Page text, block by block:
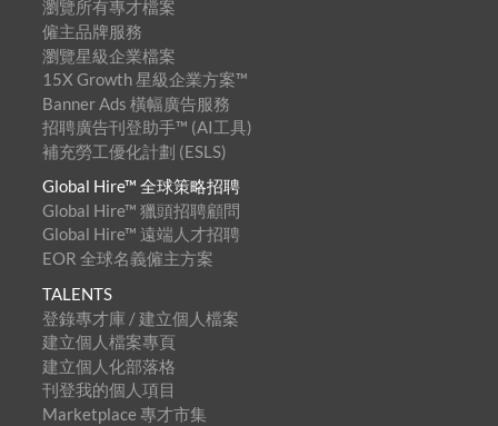
瀏覽所有專才檔案
僱主品牌服務
瀏覽星級企業檔案
15X Growth 星級企業方案™
Banner Ads 橫幅廣告服務
招聘廣告刊登助手™ (AI工具)
補充勞工優化計劃 (ESLS)
Global Hire™ 全球策略招聘
Global Hire™ 獵頭招聘顧問
Global Hire™ 遠端人才招聘
EOR 全球名義僱主方案
TALENTS
登錄專才庫 / 建立個人檔案
建立個人檔案專頁
建立個人化部落格
刊登我的個人項目
Marketplace 專才市集